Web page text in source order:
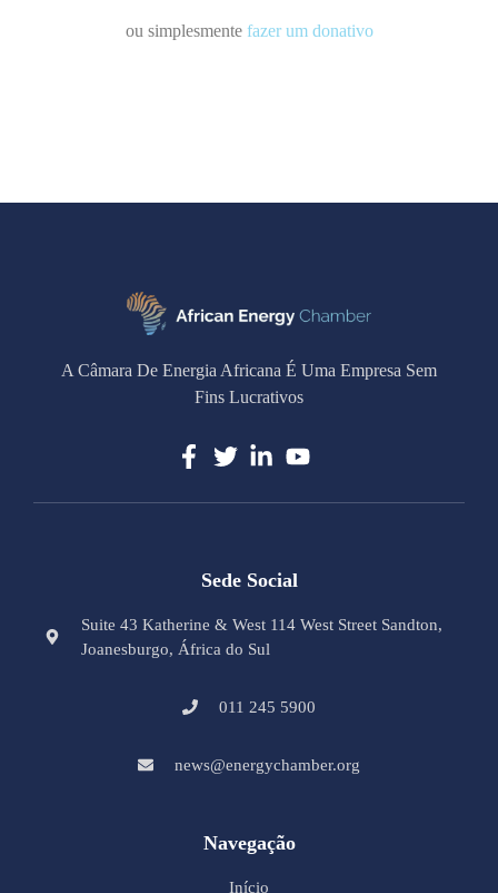
ou simplesmente fazer um donativo
A Câmara De Energia Africana É Uma Empresa Sem
Fins Lucrativos
Sede Social
Suite 43 Katherine & West 114 West Street Sandton,
Joanesburgo, África do Sul
011 245 5900
news@energychamber.org
Navegação
Início